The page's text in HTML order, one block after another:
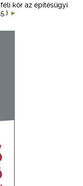
kör az építésügyi